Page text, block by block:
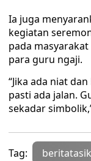
Ia juga
kegiatan
pada
para guru ngaji.
“Jika ada niat
pasti ada jalan.
sekadar
Tag: beritatasik